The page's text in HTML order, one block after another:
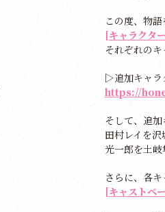
この度、物
[キャラクタ
それぞれの
▷追加キャラ
https://
そして、追
田村レイを
光一郎を土岐
さらに、各
[キャストペ